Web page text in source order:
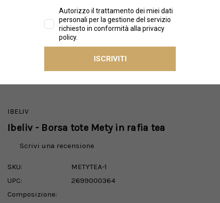
IBELIV
Ibeliv - Borsa tote Mety in rafia tea
Scrivi una recensione
SKU:
METYTEA-1
UPC:
2699000364
Composizione: